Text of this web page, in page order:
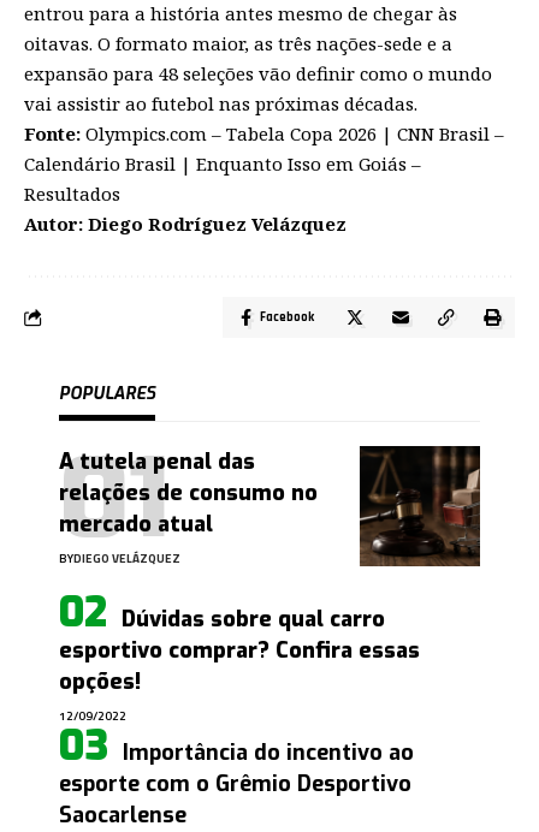
entrou para a história antes mesmo de chegar às
oitavas. O formato maior, as três nações-sede e a
expansão para 48 seleções vão definir como o mundo
vai assistir ao futebol nas próximas décadas.
Fonte: Olympics.com – Tabela Copa 2026 | CNN Brasil –
Calendário Brasil | Enquanto Isso em Goiás –
Resultados
Autor: Diego Rodríguez Velázquez
Facebook
POPULARES
A tutela penal das
relações de consumo no
mercado atual
BYDIEGO VELÁZQUEZ
Dúvidas sobre qual carro
esportivo comprar? Confira essas
opções!
12/09/2022
Importância do incentivo ao
esporte com o Grêmio Desportivo
Saocarlense